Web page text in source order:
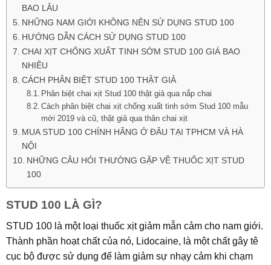
BAO LÂU
NHỮNG NAM GIỚI KHÔNG NÊN SỬ DỤNG STUD 100
HƯỚNG DẪN CÁCH SỬ DỤNG STUD 100
CHAI XỊT CHỐNG XUẤT TINH SỚM STUD 100 GIÁ BAO
NHIÊU
CÁCH PHÂN BIỆT STUD 100 THẬT GIẢ
Phân biệt chai xịt Stud 100 thật giả qua nắp chai
Cách phân biệt chai xịt chống xuất tinh sớm Stud 100 mẫu
mới 2019 và cũ, thật giả qua thân chai xịt
MUA STUD 100 CHÍNH HÃNG Ở ĐÂU TẠI TPHCM VÀ HÀ
NỘI
NHỮNG CÂU HỎI THƯỜNG GẶP VỀ THUỐC XỊT STUD
100
STUD 100 LÀ GÌ?
STUD 100 là một loại thuốc xịt giảm mẫn cảm cho nam giới.
Thành phần hoạt chất của nó, Lidocaine, là một chất gây tê
cục bộ được sử dụng để làm giảm sự nhạy cảm khi chạm